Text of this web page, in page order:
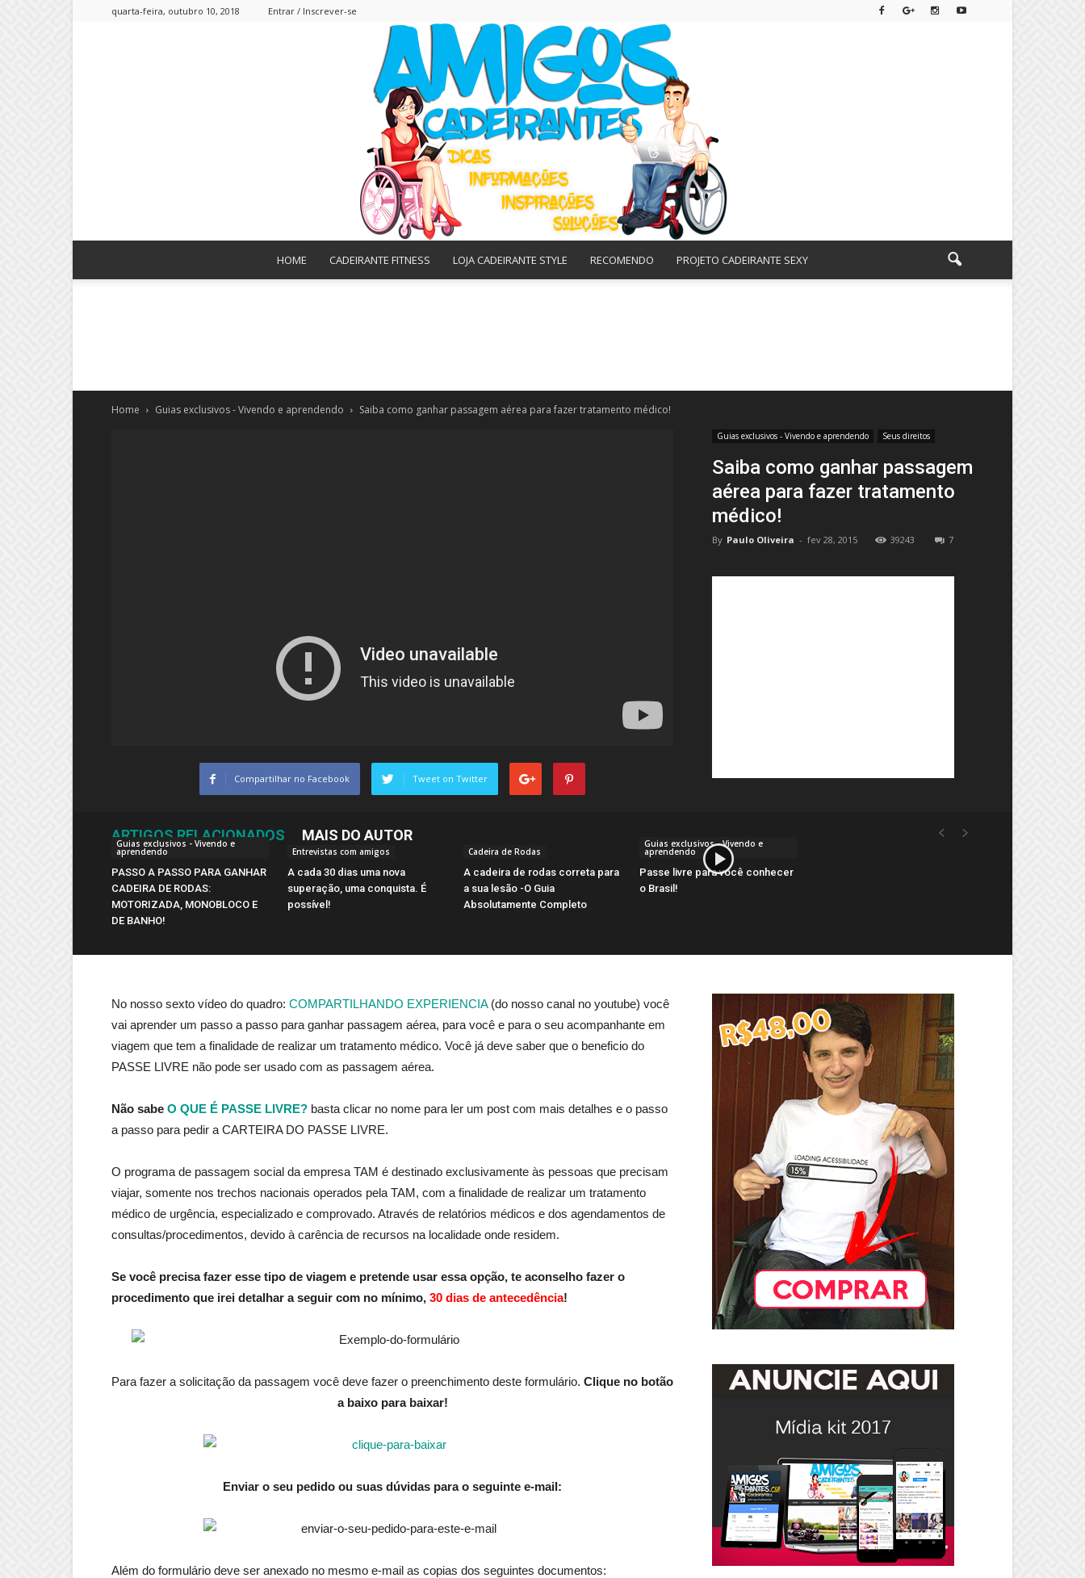
quarta-feira, outubro 10, 2018 Entrar / Inscrever-se
HOME CADEIRANTE FITNESS LOJA CADEIRANTE STYLE RECOMENDO PROJETO CADEIRANTE SEXY
Home Guias exclusivos - Vivendo e aprendendo Saiba como ganhar passagem aérea para fazer tratamento médico!
Guias exclusivos - Vivendo e aprendendo Seus direitos
Saiba como ganhar passagem
aérea para fazer tratamento
médico!
By Paulo Oliveira - fev 28, 2015 39243 7
Compartilhar no Facebook Tweet on Twitter
ARTIGOS RELACIONADOS MAIS DO AUTOR
Guias exclusivos - Vivendo e
aprendendo
PASSO A PASSO PARA GANHAR
CADEIRA DE RODAS:
MOTORIZADA, MONOBLOCO E
DE BANHO!
Entrevistas com amigos
A cada 30 dias uma nova
superação, uma conquista. É
possível!
Cadeira de Rodas
A cadeira de rodas correta para
a sua lesão -O Guia
Absolutamente Completo
Guias exclusivos - Vivendo e
aprendendo
Passe livre para você conhecer
o Brasil!
No nosso sexto vídeo do quadro: COMPARTILHANDO EXPERIENCIA(do nosso canal no youtube) você
vai aprender um passo a passo para ganhar passagem aérea, para você e para o seu acompanhante em
viagem que tem a finalidade de realizar um tratamento médico. Você já deve saber que o beneficio do
PASSE LIVRE não pode ser usado com as passagem aérea.
Não sabe O QUE É PASSE LIVRE? basta clicar no nome para ler um post com mais detalhes e o passo
a passo para pedir a CARTEIRA DO PASSE LIVRE.
O programa de passagem social da empresa TAM é destinado exclusivamente às pessoas que precisam
viajar, somente nos trechos nacionais operados pela TAM, com a finalidade de realizar um tratamento
médico de urgência, especializado e comprovado. Através de relatórios médicos e dos agendamentos de
consultas/procedimentos, devido à carência de recursos na localidade onde residem.
Se você precisa fazer esse tipo de viagem e pretende usar essa opção, te aconselho fazer o
procedimento que irei detalhar a seguir com no mínimo, 30 dias de antecedência!
Para fazer a solicitação da passagem você deve fazer o preenchimento deste formulário. Clique no botão
a baixo para baixar!
Enviar o seu pedido ou suas dúvidas para o seguinte e-mail:
Além do formulário deve ser anexado no mesmo e-mail as copias dos seguintes documentos: